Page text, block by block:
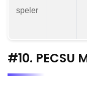
speler
#10. PECSU